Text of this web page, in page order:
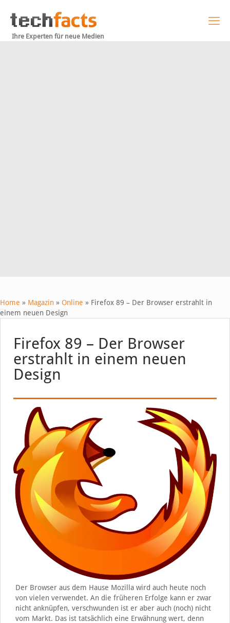
Ihre Experten für neue Medien
Home » Magazin » Online » Firefox 89 – Der Browser erstrahlt in
einem neuen Design
Firefox 89 – Der Browser
erstrahlt in einem neuen
Design
Der Browser aus dem Hause Mozilla wird auch heute noch
von vielen verwendet. An die früheren Erfolge kann er zwar
nicht anknüpfen, verschwunden ist er aber auch (noch) nicht
vom Markt. Das ist tatsächlich eine Erwähnung wert, denn